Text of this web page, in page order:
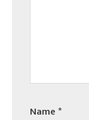
Name*